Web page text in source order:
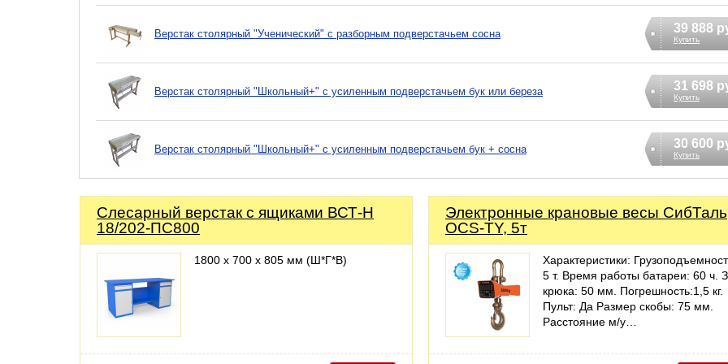
Верстак столярный "Ученический" с разборным подверстачьем сосна 39 888
Купить
Верстак столярный "Школьный+" с усиленным подверстачьем бук или береза 31 698
Купить
Верстак столярный "Школьный+" с усиленным подверстачьем бук + сосна 30 600
Купить
Слесарный верстак с ящиками ВСТ-Н
18/202-ПС800
1800 х 700 х 805 мм (Ш*Г*В)
Электронные крановые весы СибТаль
OCS-TY, 5т
Характеристики:
5 т. Время работы батареи: 60 ч.
крюка: 50 мм. Погрешность:1,5 кг.
Пульт: Да Размер скобы: 75 мм.
Расстояние м/у…